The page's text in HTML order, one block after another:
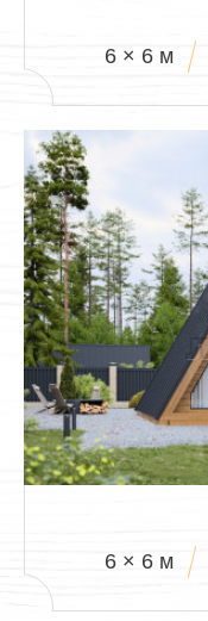
6 × 6 м
6 × 6 м